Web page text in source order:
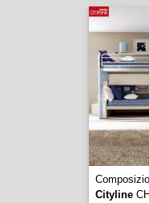
Cityline